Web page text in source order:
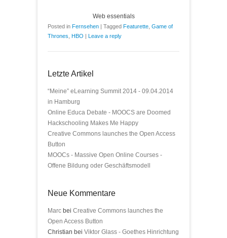
Web essentials
Posted in Fernsehen | Tagged Featurette Game of
Thrones HBO | Leave a reply
Letzte Artikel
“Meine” eLearning Summit 2014 - 09.04.2014
in Hamburg
Online Educa Debate - MOOCS are Doomed
Hackschooling Makes Me Happy
Creative Commons launches the Open Access
Button
MOOCs - Massive Open Online Courses -
Offene Bildung oder Geschäftsmodell
Neue Kommentare
Marc bei Creative Commons launches the
Open Access Button
Christian bei Viktor Glass - Goethes Hinrichtung